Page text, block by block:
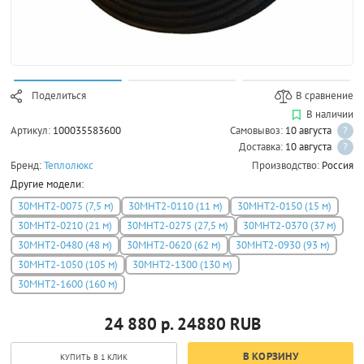
Поделиться В сравнение
Артикул: 100035583600
В наличии
Самовывоз: 10 августа
?
Доставка: 10 августа
?
Бренд:Теплолюкс Производство: Россия
Другие модели:
30МНТ2-0075 (7,5 м)
30МНТ2-0110 (11 м)
30МНТ2-0150 (15 м)
30МНТ2-0210 (21 м)
30МНТ2-0275 (27,5 м)
30МНТ2-0370 (37 м)
30МНТ2-0480 (48 м)
30МНТ2-0620 (62 м)
30МНТ2-0930 (93 м)
30МНТ2-1050 (105 м)
30МНТ2-1300 (130 м)
30МНТ2-1600 (160 м)
24 880 р. 24880 RUB
КУПИТЬ В 1 КЛИК В КОРЗИНУ